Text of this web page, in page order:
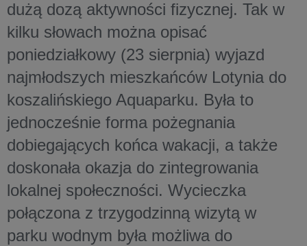
dużą dozą aktywności fizycznej. Tak w
kilku słowach można opisać
poniedziałkowy (23 sierpnia) wyjazd
najmłodszych mieszkańców Lotynia do
koszalińskiego Aquaparku. Była to
jednocześnie forma pożegnania
dobiegających końca wakacji, a także
doskonała okazja do zintegrowania
lokalnej społeczności. Wycieczka
połączona z trzygodzinną wizytą w
parku wodnym była możliwa do